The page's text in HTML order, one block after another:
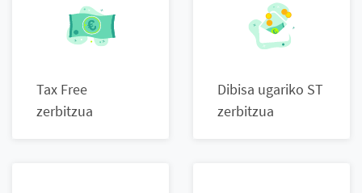
Tax Free
zerbitzua
Dibisa ugariko ST
zerbitzua